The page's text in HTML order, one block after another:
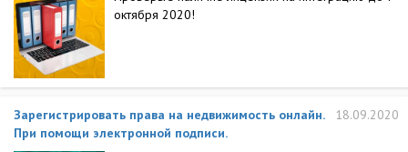
октября 2020!
18.09.2020
Зарегистрировать права на недвижимость онлайн.
При помощи электронной подписи.